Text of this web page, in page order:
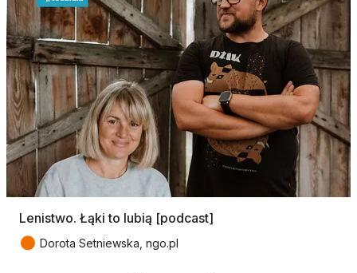
Lenistwo. Łąki to lubią [podcast]
● Dorota Setniewska, ngo.pl